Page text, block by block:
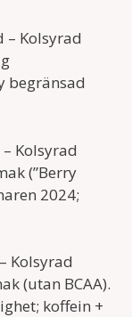
– Kolsyrad
begränsad
Kolsyrad
(”Berry
2024;
Kolsyrad
(utan BCAA).
koffein +